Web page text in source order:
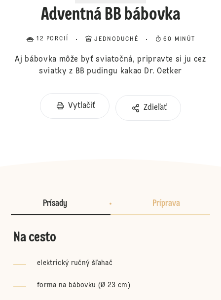
Adventná BB bábovka
12 PORCIÍ JEDNODUCHÉ 60 MINÚT
Aj bábovka môže byť sviatočná, pripravte si ju cez
sviatky z BB pudingu kakao Dr. Oetker
Vytlačiť Zdieľať
Prísady Príprava
Na cesto
elektrický ručný šľahač
forma na bábovku (Ø 23 cm)